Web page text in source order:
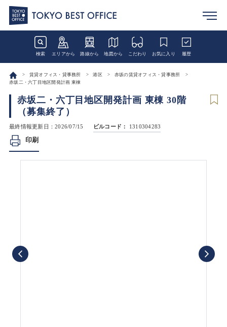
検索 エリアから 路線から 地図から こだわり お気に入り 履歴
賃貸オフィス・貸事務所 港区
赤坂の賃貸オフィス・貸事務所
赤坂二・六丁目地区開発計画 東棟
赤坂二・六丁目地区開発計画 東棟 30階
（募集終了）
最終情報更新日：2026/07/15 ビルコード： 1310304283
印刷